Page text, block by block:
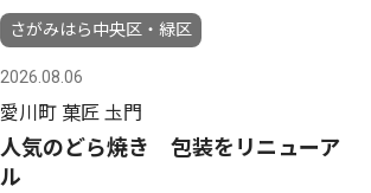
さがみはら中央区・緑区
2026.08.06
愛川町 菓匠 圡門
人気のどら焼き 包装をリニューア
ル